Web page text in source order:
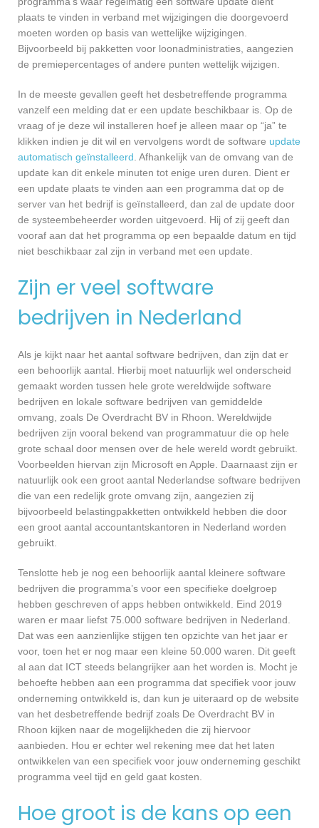
plaats te vinden in verband met wijzigingen die doorgevoerd
moeten worden op basis van wettelijke wijzigingen.
Bijvoorbeeld bij pakketten voor loonadministraties, aangezien
de premiepercentages of andere punten wettelijk wijzigen.
In de meeste gevallen geeft het desbetreffende programma
vanzelf een melding dat er een update beschikbaar is. Op de
vraag of je deze wil installeren hoef je alleen maar op “ja” te
klikken indien je dit wil en vervolgens wordt de software update
automatisch geïnstalleerd. Afhankelijk van de omvang van de
update kan dit enkele minuten tot enige uren duren. Dient er
een update plaats te vinden aan een programma dat op de
server van het bedrijf is geïnstalleerd, dan zal de update door
de systeembeheerder worden uitgevoerd. Hij of zij geeft dan
vooraf aan dat het programma op een bepaalde datum en tijd
niet beschikbaar zal zijn in verband met een update.
Zijn er veel software
bedrijven in Nederland
Als je kijkt naar het aantal software bedrijven, dan zijn dat er
een behoorlijk aantal. Hierbij moet natuurlijk wel onderscheid
gemaakt worden tussen hele grote wereldwijde software
bedrijven en lokale software bedrijven van gemiddelde
omvang, zoals De Overdracht BV in Rhoon. Wereldwijde
bedrijven zijn vooral bekend van programmatuur die op hele
grote schaal door mensen over de hele wereld wordt gebruikt.
Voorbeelden hiervan zijn Microsoft en Apple. Daarnaast zijn er
natuurlijk ook een groot aantal Nederlandse software bedrijven
die van een redelijk grote omvang zijn, aangezien zij
bijvoorbeeld belastingpakketten ontwikkeld hebben die door
een groot aantal accountantskantoren in Nederland worden
gebruikt.
Tenslotte heb je nog een behoorlijk aantal kleinere software
bedrijven die programma’s voor een specifieke doelgroep
hebben geschreven of apps hebben ontwikkeld. Eind 2019
waren er maar liefst 75.000 software bedrijven in Nederland.
Dat was een aanzienlijke stijgen ten opzichte van het jaar er
voor, toen het er nog maar een kleine 50.000 waren. Dit geeft
al aan dat ICT steeds belangrijker aan het worden is. Mocht je
behoefte hebben aan een programma dat specifiek voor jouw
onderneming ontwikkeld is, dan kun je uiteraard op de website
van het desbetreffende bedrijf zoals De Overdracht BV in
Rhoon kijken naar de mogelijkheden die zij hiervoor
aanbieden. Hou er echter wel rekening mee dat het laten
ontwikkelen van een specifiek voor jouw onderneming geschikt
programma veel tijd en geld gaat kosten.
Hoe groot is de kans op een